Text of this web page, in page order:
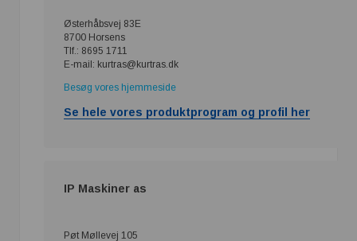
Østerhåbsvej 83E
8700 Horsens
Tlf.: 8695 1711
E-mail: kurtras@kurtras.dk
Besøg vores hjemmeside
Se hele vores produktprogram og profil her
IP Maskiner as
Pøt Møllevej 105